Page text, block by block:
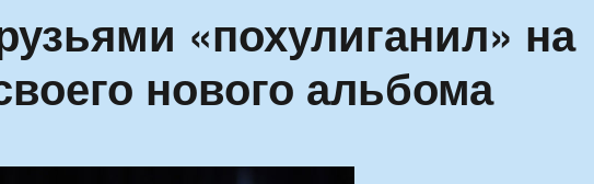
«похулиганил» на
нового альбома